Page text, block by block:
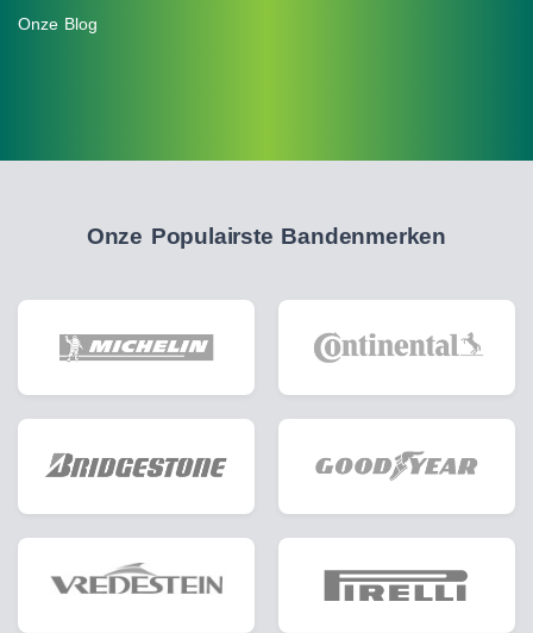
Onze Blog
Onze Populairste Bandenmerken